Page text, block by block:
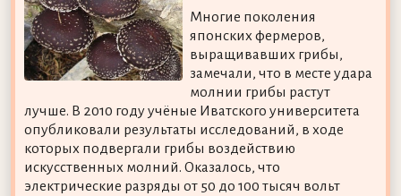
Многие поколения
японских фермеров,
выращивавших грибы,
замечали, что в месте удара
молнии грибы растут
лучше. В 2010 году учёные Иватского университета
опубликовали результаты исследований, в ходе
которых подвергали грибы воздействию
искусственных молний. Оказалось, что
электрические разряды от 50 до 100 тысяч вольт